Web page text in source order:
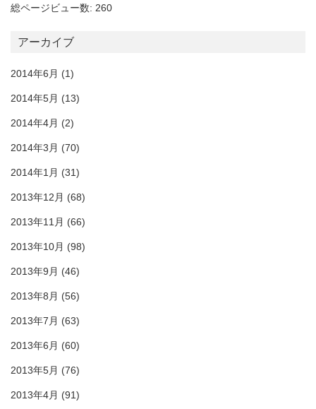
総ページビュー数: 260
アーカイブ
2014年6月 (1)
2014年5月 (13)
2014年4月 (2)
2014年3月 (70)
2014年1月 (31)
2013年12月 (68)
2013年11月 (66)
2013年10月 (98)
2013年9月 (46)
2013年8月 (56)
2013年7月 (63)
2013年6月 (60)
2013年5月 (76)
2013年4月 (91)